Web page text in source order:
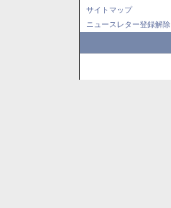
サイトマップ
ニュースレター登録解除